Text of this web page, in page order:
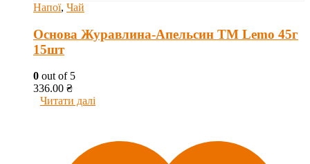
Напої, Чай
Основа Журавлина-Апельсин ТМ Lemo 45г
15шт
0 out of 5
336.00 ₴
Читати далі